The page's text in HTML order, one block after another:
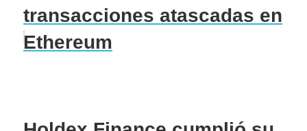
transacciones atascadas en
Ethereum